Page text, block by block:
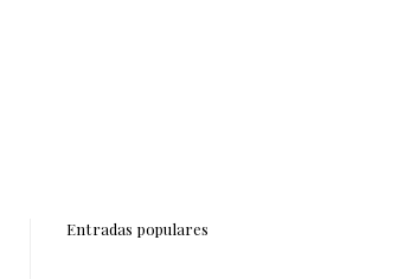
Entradas populares